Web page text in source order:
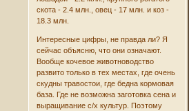
скота - 2.4 млн., овец - 17 млн. и коз -
18.3 млн.
Интересныe цифры, не правда ли? Я
сейчас объясню, что они означают.
Вообще кочевое животноводство
развито только в тех местах, где очень
скудны травостои, где бедна кормовая
база. Где не возможна заготовка сена и
выращивание с/х культур. Поэтому